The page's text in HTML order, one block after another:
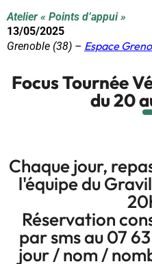
Atelier « Points d’appui »
13/05/2025
Grenoble (38) – Espace
Focus Tournée
du 20
Chaque jour,
l'équipe du
Réservation
par sms au 07
jour / nom /